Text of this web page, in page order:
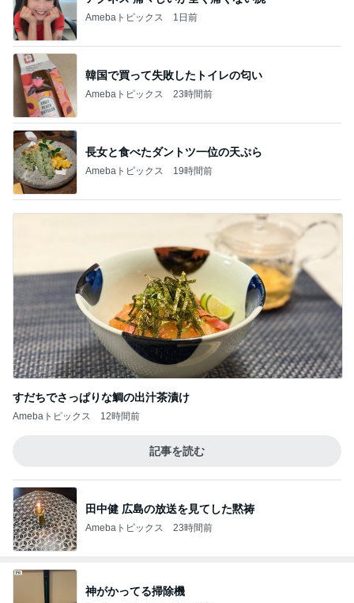
Amebaトピックス 1日前
韓国で買って失敗したトイレの匂い
Amebaトピックス 23時間前
長女と食べたダントツ一位の天ぷら
Amebaトピックス 19時間前
すだちでさっぱりな鯛の出汁茶漬け
Amebaトピックス 12時間前
記事を読む
田中健 広島の放送を見てした黙祷
Amebaトピックス 23時間前
神がかってる掃除機